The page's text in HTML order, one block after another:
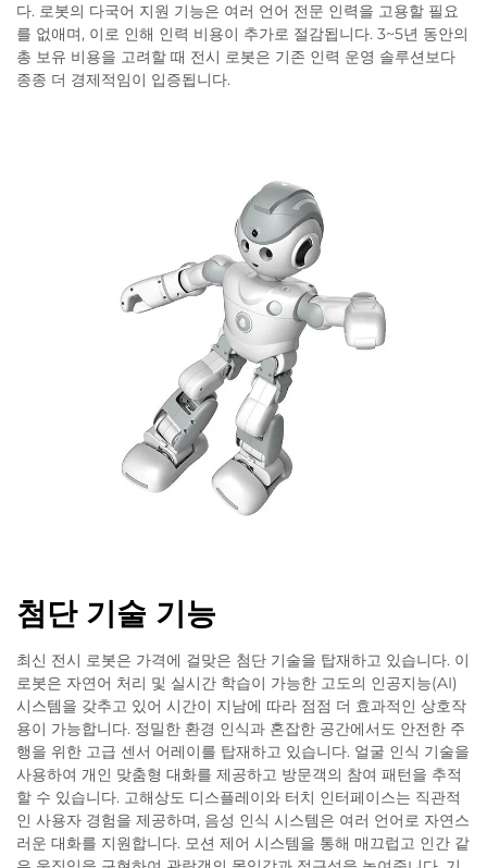
다. 로봇의 다국어 지원 기능은 여러 언어 전문 인력을 고용할 필요
를 없애며, 이로 인해 인력 비용이 추가로 절감됩니다. 3~5년 동안의
총 보유 비용을 고려할 때 전시 로봇은 기존 인력 운영 솔루션보다
종종 더 경제적임이 입증됩니다.
첨단 기술 기능
최신 전시 로봇은 가격에 걸맞은 첨단 기술을 탑재하고 있습니다. 이
로봇은 자연어 처리 및 실시간 학습이 가능한 고도의 인공지능(AI)
시스템을 갖추고 있어 시간이 지남에 따라 점점 더 효과적인 상호작
용이 가능합니다. 정밀한 환경 인식과 혼잡한 공간에서도 안전한 주
행을 위한 고급 센서 어레이를 탑재하고 있습니다. 얼굴 인식 기술을
사용하여 개인 맞춤형 대화를 제공하고 방문객의 참여 패턴을 추적
할 수 있습니다. 고해상도 디스플레이와 터치 인터페이스는 직관적
인 사용자 경험을 제공하며, 음성 인식 시스템은 여러 언어로 자연스
러운 대화를 지원합니다. 모션 제어 시스템을 통해 매끄럽고 인간 같